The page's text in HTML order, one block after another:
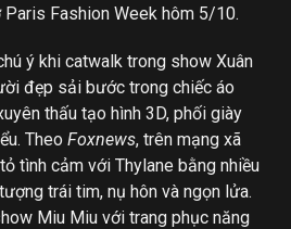
Fashion Week hôm 5/10.
ý khi catwalk trong show Xuân
đẹp sải bước trong chiếc áo
thấu tạo hình 3D, phối giày
Theo Foxnews, trên mạng xã
tình cảm với Thylane bằng nhiều
trái tim, nụ hôn và ngọn lửa.
Miu Miu với trang phục năng